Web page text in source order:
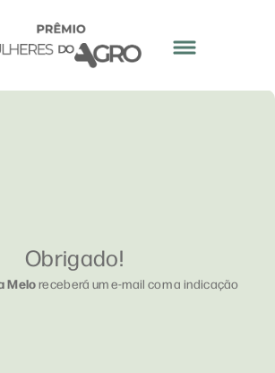
Obrigado!
Meloreceberá um e-mail com a indicação